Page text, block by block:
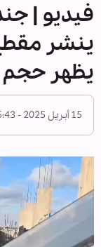
فيديو |
ينشر
یظهر حجم
15 أبريل 2025 - 15:43